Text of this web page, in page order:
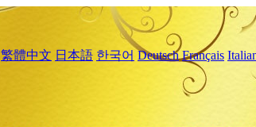
繁體中文 日本語 한국어 Deutsch Français